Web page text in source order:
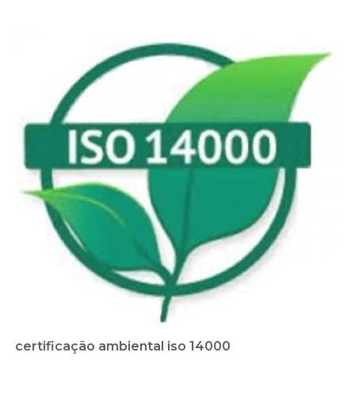
certificação ambiental iso 14000